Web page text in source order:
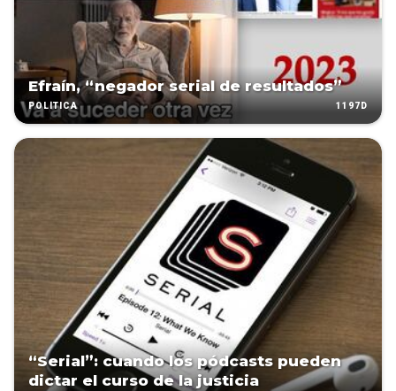
Efraín, “negador serial de resultados”
POLÍTICA 1197D
“Serial”: cuando los pódcasts pueden
dictar el curso de la justicia